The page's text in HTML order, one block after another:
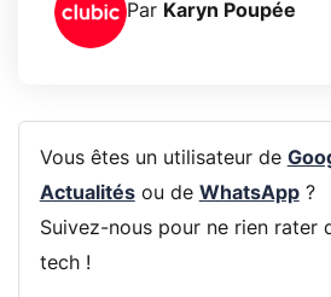
Par Karyn Poupée
Vous êtes un utilisateur de
Actualitésou de WhatsApp?
Suivez-nous pour ne rien rater
tech !